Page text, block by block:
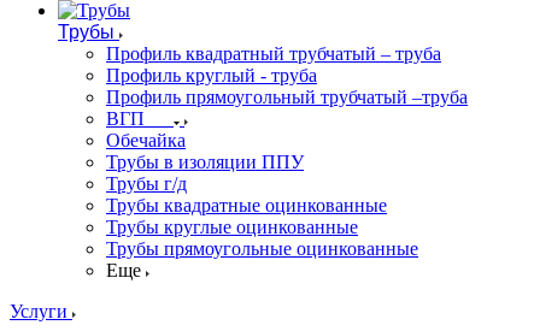
Трубы
Профиль квадратный трубчатый – труба
Профиль круглый - труба
Профиль прямоугольный трубчатый –труба
ВГП
Обечайка
Трубы в изоляции ППУ
Трубы г/д
Трубы квадратные оцинкованные
Трубы круглые оцинкованные
Трубы прямоугольные оцинкованные
Еще
Услуги